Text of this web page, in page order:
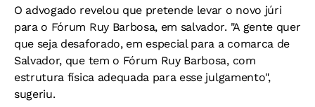
O advogado revelou que pretende levar o novo júri
para o Fórum Ruy Barbosa, em salvador. "A gente quer
que seja desaforado, em especial para a comarca de
Salvador, que tem o Fórum Ruy Barbosa, com
estrutura física adequada para esse julgamento",
sugeriu.